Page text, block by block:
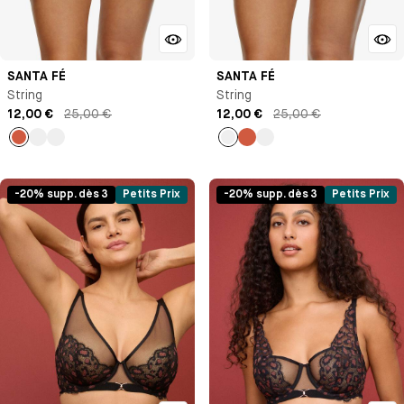
SANTA FÉ
String
12,00 €
25,00 €
Thé
SANTA FÉ
String
12,00 €
25,00 €
Beige
-20% supp. dès 3 Petits Prix -20% supp. dès 3 Petits Prix